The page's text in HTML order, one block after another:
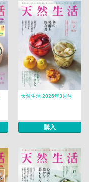
天然生活 2026年3月号
購入